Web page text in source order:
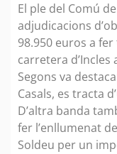
El ple del Comú
adjudicacions
98.950 euros a
carretera d’Incles
Segons va
Casals, es tracta
D’altra banda
fer l’enllumenat
Soldeu per un